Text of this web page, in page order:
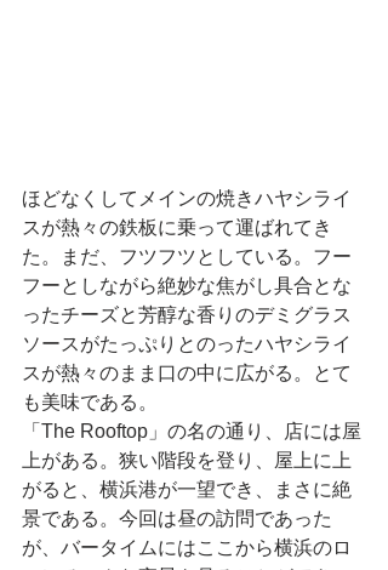
ほどなくしてメインの焼きハヤシライ
スが熱々の鉄板に乗って運ばれてき
た。まだ、フツフツとしている。フー
フーとしながら絶妙な焦がし具合とな
ったチーズと芳醇な香りのデミグラス
ソースがたっぷりとのったハヤシライ
スが熱々のまま口の中に広がる。とて
も美味である。
「The Rooftop」の名の通り、店には屋
上がある。狭い階段を登り、屋上に上
がると、横浜港が一望でき、まさに絶
景である。今回は昼の訪問であった
が、バータイムにはここから横浜のロ